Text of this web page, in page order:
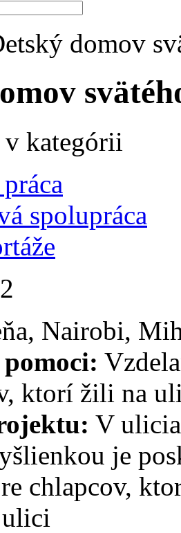
domov
v kategórii
spolupráca
Nairobi,
ktorí žili na
V
je
chlapcov,